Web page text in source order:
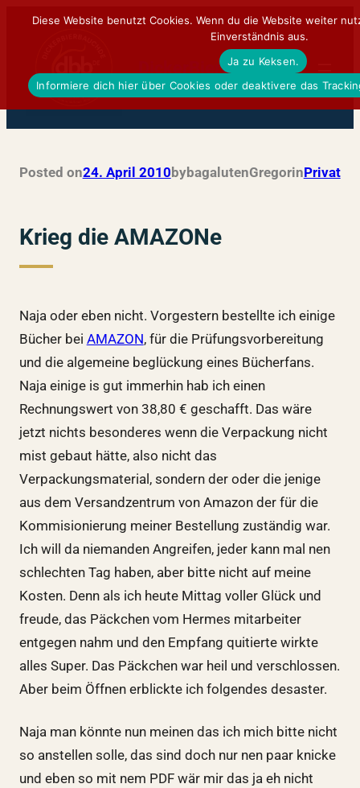
DickerBierBauchDE
Posted on24. April 2010bybagalutenGregorinPrivat
Krieg die AMAZONe
Naja oder eben nicht. Vorgestern bestellte ich einige
Bücher bei AMAZON, für die Prüfungsvorbereitung
und die algemeine beglückung eines Bücherfans.
Naja einige is gut immerhin hab ich einen
Rechnungswert von 38,80 € geschafft. Das wäre
jetzt nichts besonderes wenn die Verpackung nicht
mist gebaut hätte, also nicht das
Verpackungsmaterial, sondern der oder die jenige
aus dem Versandzentrum von Amazon der für die
Kommisionierung meiner Bestellung zuständig war.
Ich will da niemanden Angreifen, jeder kann mal nen
schlechten Tag haben, aber bitte nicht auf meine
Kosten. Denn als ich heute Mittag voller Glück und
freude, das Päckchen vom Hermes mitarbeiter
entgegen nahm und den Empfang quitierte wirkte
alles Super. Das Päckchen war heil und verschlossen.
Aber beim Öffnen erblickte ich folgendes desaster.
Naja man könnte nun meinen das ich mich bitte nicht
so anstellen solle, das sind doch nur nen paar knicke
und eben so mit nem PDF wär mir das ja eh nicht
Diese Website benutzt Cookies. Wenn du die Website weiter
Einverständnis aus.
Ja zu Keksen.
Informiere dich hier über Cookies oder deaktivere das